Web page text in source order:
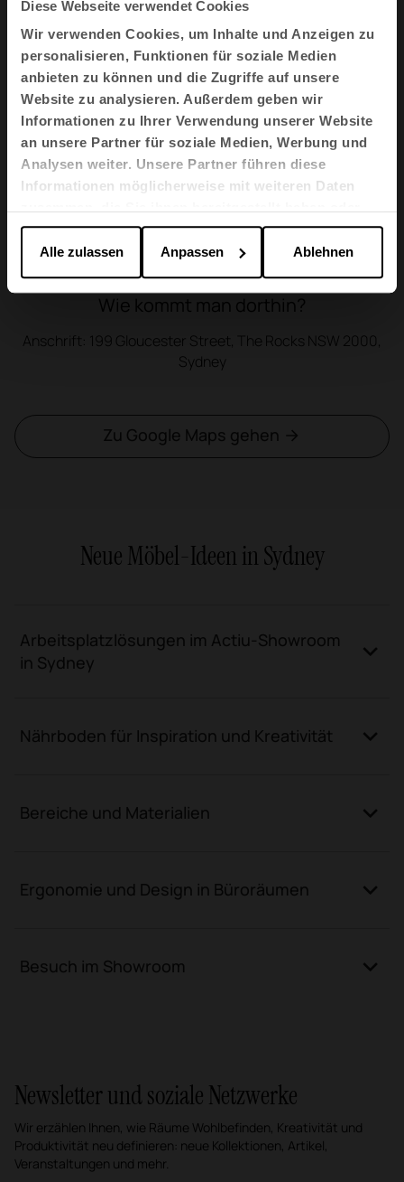
Diese Webseite verwendet Cookies
Wir verwenden Cookies, um Inhalte und Anzeigen zu
personalisieren, Funktionen für soziale Medien
anbieten zu können und die Zugriffe auf unsere
Website zu analysieren. Außerdem geben wir
Informationen zu Ihrer Verwendung unserer Website
an unsere Partner für soziale Medien, Werbung und
Analysen weiter. Unsere Partner führen diese
Informationen möglicherweise mit weiteren Daten
die sie im Rahmen Ihrer Nutzung der Dienste
gesammelt haben.
Alle zulassen Anpassen Ablehnen
Wie kommt man dorthin?
Anschrift: 199 Gloucester Street, The Rocks NSW 2000,
Sydney
Zu Google Maps gehen
Neue Möbel-Ideen in Sydney
Arbeitsplatzlösungen im Actiu-Showroom
in Sydney
Nährboden für Inspiration und Kreativität
Bereiche und Materialien
Ergonomie und Design in Büroräumen
Besuch im Showroom
Newsletter und soziale Netzwerke
Wir erzählen Ihnen, wie Räume Wohlbefinden, Kreativität und
Produktivität neu definieren: neue Kollektionen, Artikel,
Veranstaltungen und mehr.